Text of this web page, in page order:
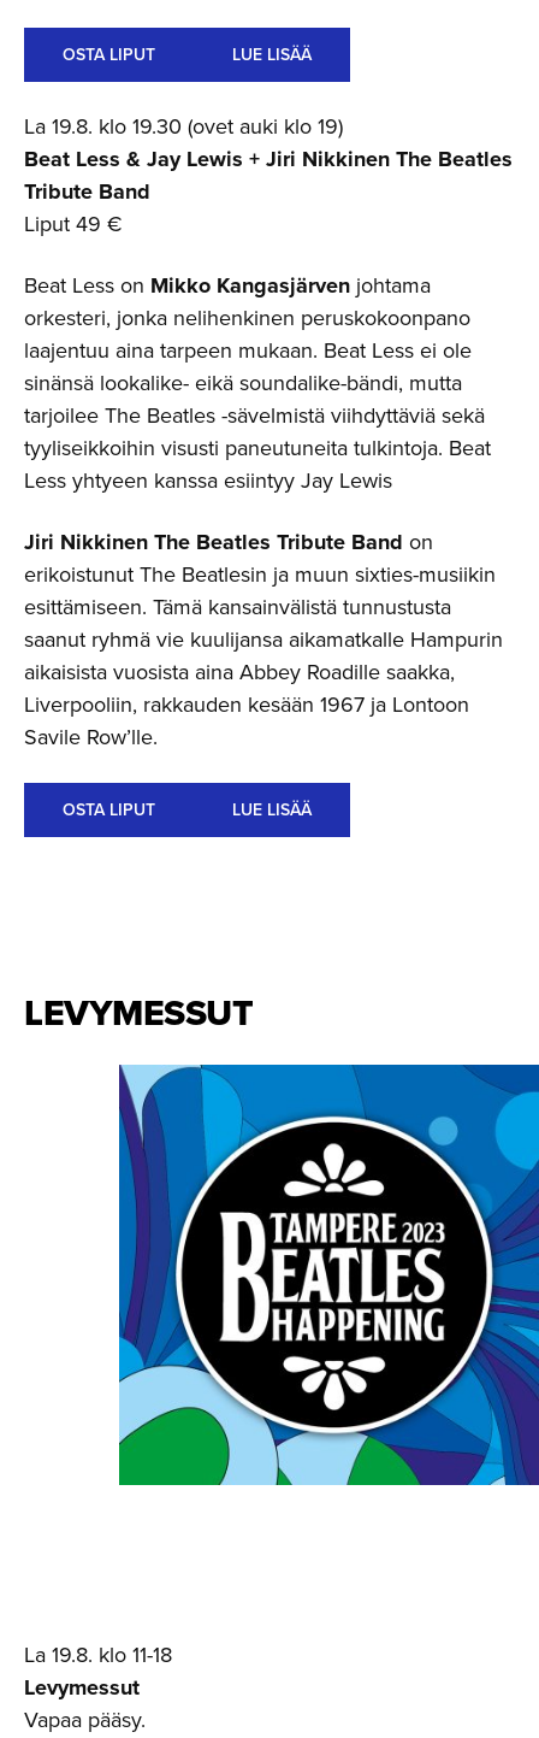
OSTA LIPUT LUE LISÄÄ
La 19.8. klo 19.30 (ovet auki klo 19)
Beat Less & Jay Lewis + Jiri Nikkinen The Beatles
Tribute Band
Liput 49 €
Beat Less on Mikko Kangasjärven johtama
orkesteri, jonka nelihenkinen peruskokoonpano
laajentuu aina tarpeen mukaan. Beat Less ei ole
sinänsä lookalike- eikä soundalike-bändi, mutta
tarjoilee The Beatles -sävelmistä viihdyttäviä sekä
tyyliseikkoihin visusti paneutuneita tulkintoja. Beat
Less yhtyeen kanssa esiintyy Jay Lewis
Jiri Nikkinen The Beatles Tribute Band on
erikoistunut The Beatlesin ja muun sixties-musiikin
esittämiseen. Tämä kansainvälistä tunnustusta
saanut ryhmä vie kuulijansa aikamatkalle Hampurin
aikaisista vuosista aina Abbey Roadille saakka,
Liverpooliin, rakkauden kesään 1967 ja Lontoon
Savile Row’lle.
OSTA LIPUT LUE LISÄÄ
LEVYMESSUT
La 19.8. klo 11-18
Levymessut
Vapaa pääsy.